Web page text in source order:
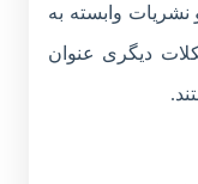
وابسته به
دیگری عنوان